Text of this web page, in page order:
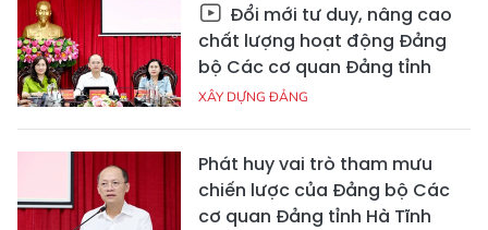
Đổi mới tư duy, nâng cao
chất lượng hoạt động Đảng
bộ Các cơ quan Đảng tỉnh
XÂY DỰNG ĐẢNG
Phát huy vai trò tham mưu
chiến lược của Đảng bộ Các
cơ quan Đảng tỉnh Hà Tĩnh